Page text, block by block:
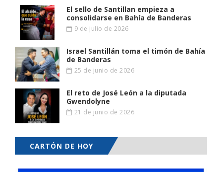
El sello de Santillan empieza a
consolidarse en Bahía de Banderas
9 de julio de 2026
Israel Santillán toma el timón de Bahía
de Banderas
25 de junio de 2026
El reto de José León a la diputada
Gwendolyne
21 de junio de 2026
CARTÓN DE HOY